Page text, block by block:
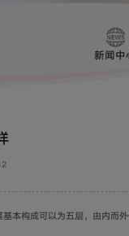
新闻中
本构成可以为五层，由内而